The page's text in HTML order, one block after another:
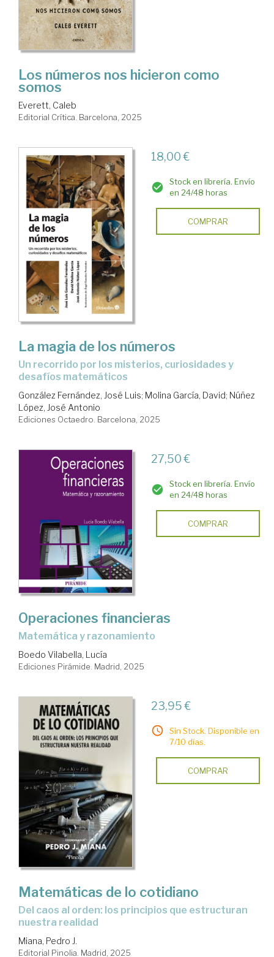
Los números nos hicieron como
somos
Everett, Caleb
Editorial Crítica. Barcelona, 2025
18,00 €
Stock en librería. Envío
en 24/48 horas
COMPRAR
La magia de los números
Un recorrido por los misterios, curiosidades y
desafíos matemáticos
González Fernández, José Luis; Molina García, David; Núñez
López, José Antonio
Ediciones Octaedro. Barcelona, 2025
27,50 €
Stock en librería. Envío
en 24/48 horas
COMPRAR
Operaciones financieras
Matemática y razonamiento
Boedo Vilabella, Lucía
Ediciones Pirámide. Madrid, 2025
23,95 €
Sin Stock. Disponible en
7/10 días.
COMPRAR
Matemáticas de lo cotidiano
Del caos al orden: los principios que estructuran
nuestra realidad
Miana, Pedro J.
Editorial Pinolia. Madrid, 2025